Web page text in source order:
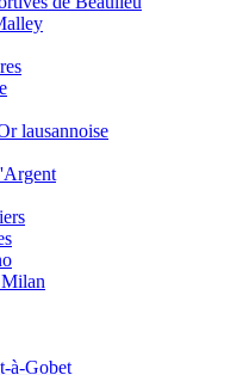
lausannoise
à-Gobet